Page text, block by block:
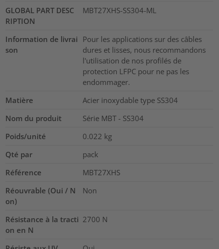
GLOBAL PART DESC
RIPTION
MBT27XHS-SS304-ML
Information de livrai
son
Pour les applications sur des câbles
dures et lisses, nous recommandons
l'utilisation de nos profilés de
protection LFPC pour ne pas les
endommager.
Matière
Acier inoxydable type SS304
Nom du produit
Série MBT - SS304
Poids/unité
0.022 kg
Qté par
pack
Référence
MBT27XHS
Réouvrable (Oui / N
on)
Non
Résistance à la tracti
on en N
2700 N